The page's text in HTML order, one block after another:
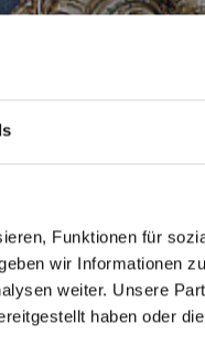
Funktionen für
wir Informationen
weiter. Unsere
haben oder